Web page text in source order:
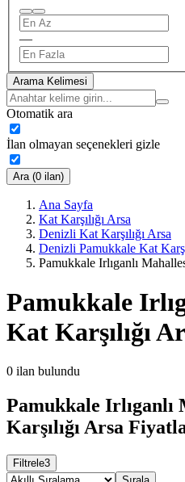
—
Arama Kelimesi
Otomatik ara
İlan olmayan seçenekleri gizle
Ara (0 ilan)
Ana Sayfa
Kat Karşılığı Arsa
Denizli Kat Karşılığı Arsa
Denizli Pamukkale Kat
Pamukkale Irlıganlı
Pamukkale
Kat Karşılığı
0 ilan bulundu
Pamukkale Irlıganlı
Karşılığı Arsa
Filtrele3